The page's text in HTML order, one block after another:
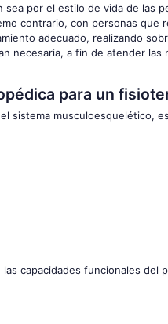
por el estilo de vida de las
contrario, con personas que
adecuado, realizando
necesaria, a fin de atender las
para un
sistema musculoesquelético,
capacidades funcionales del